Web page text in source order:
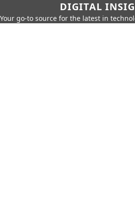
DIGITAL
Your go-to source for the latest in